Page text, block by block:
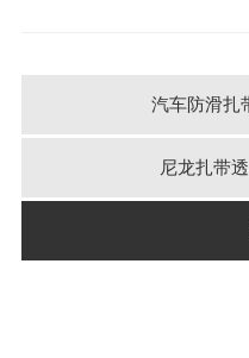
汽车防滑扎
尼龙扎带